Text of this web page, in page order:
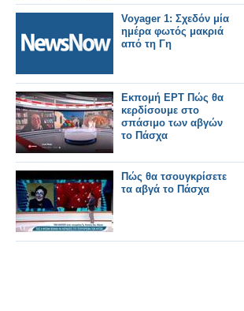
Voyager 1: Σχεδόν μία
ημέρα φωτός μακριά
από τη Γη
Εκπομή ΕΡΤ Πώς θα
κερδίσουμε στο
σπάσιμο των αβγών
το Πάσχα
Πώς θα τσουγκρίσετε
τα αβγά το Πάσχα